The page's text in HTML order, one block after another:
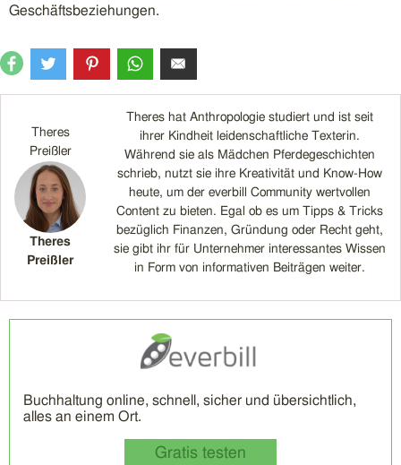
Geschäftsbeziehungen.
Theres
Preißler
Theres
Preißler
Theres hat Anthropologie studiert und ist seit
ihrer Kindheit leidenschaftliche Texterin.
Während sie als Mädchen Pferdegeschichten
schrieb, nutzt sie ihre Kreativität und Know-How
heute, um der everbill Community wertvollen
Content zu bieten. Egal ob es um Tipps & Tricks
bezüglich Finanzen, Gründung oder Recht geht,
sie gibt ihr für Unternehmer interessantes Wissen
in Form von informativen Beiträgen weiter.
Buchhaltung online, schnell, sicher und übersichtlich,
alles an einem Ort.
Gratis testen